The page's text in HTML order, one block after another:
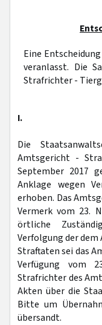
Eine
veranlasst. Die
Strafrichter -
I.
Die
Amtsgericht -
September 2017
Anklage wegen
erhoben. Das
Vermerk vom 23.
örtliche
Verfolgung der
Straftaten sei das
Verfügung vom
Strafrichter des
Akten über die
Bitte um
übersandt.